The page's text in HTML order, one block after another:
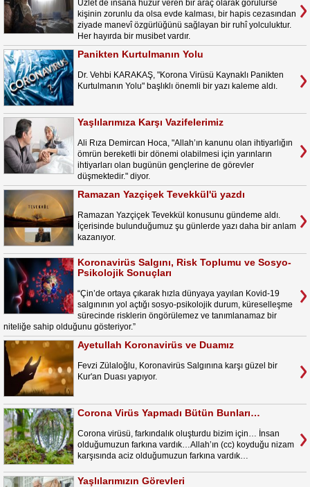
Uzlet de insana huzur veren bir araç olarak görülürse
kişinin zorunlu da olsa evde kalması, bir hapis cezasından
ziyade manevî özgürlüğünü sağlayan bir ruhî yolculuktur.
Her hayırda bir musibet vardır.
Panikten Kurtulmanın Yolu
Dr. Vehbi KARAKAŞ, "Korona Virüsü Kaynaklı Panikten
Kurtulmanın Yolu" başlıklı önemli bir yazı kaleme aldı.
Yaşlılarımıza Karşı Vazifelerimiz
Ali Rıza Demircan Hoca, "Allah’ın kanunu olan ihtiyarlığın
ömrün bereketli bir dönemi olabilmesi için yarınların
ihtiyarları olan bugünün gençlerine de görevler
düşmektedir." diyor.
Ramazan Yazçiçek Tevekkül'ü yazdı
Ramazan Yazçiçek Tevekkül konusunu gündeme aldı.
İçerisinde bulunduğumuz şu günlerde yazı daha bir anlam
kazanıyor.
Koronavirüs Salgını, Risk Toplumu ve Sosyo-
Psikolojik Sonuçları
“Çin’de ortaya çıkarak hızla dünyaya yayılan Kovid-19
salgınının yol açtığı sosyo-psikolojik durum, küreselleşme
sürecinde risklerin öngörülemez ve tanımlanamaz bir
niteliğe sahip olduğunu gösteriyor.”
Ayetullah Koronavirüs ve Duamız
Fevzi Zülaloğlu, Koronavirüs Salgınına karşı güzel bir
Kur'an Duası yapıyor.
Corona Virüs Yapmadı Bütün Bunları…
Corona virüsü, farkındalık oluşturdu bizim için… İnsan
olduğumuzun farkına vardık…Allah’ın (cc) koyduğu nizam
karşısında aciz olduğumuzun farkına vardık…
Yaşlılarımızın Görevleri